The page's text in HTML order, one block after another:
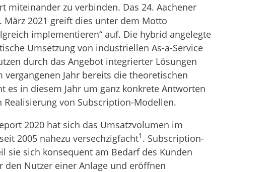
miteinander zu verbinden. Das 24. Aachener
2021 greift dies unter dem Motto
implementieren“ auf. Die hybrid angelegte
Umsetzung von industriellen As-a-Service
durch das Angebot integrierter Lösungen
Jahr bereits die theoretischen
es in diesem Jahr um ganz konkrete Antworten
von Subscription-Modellen.
2020 hat sich das Umsatzvolumen im
2005 nahezu versechzigfacht1 . Subscription-
sie sich konsequent am Bedarf des Kunden
Nutzer einer Anlage und eröffnen